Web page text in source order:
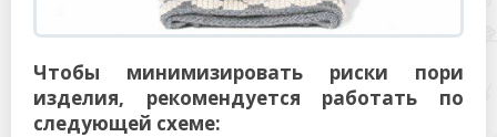
Чтобы минимизировать риски пори
изделия, рекомендуется работать по
следующей схеме: